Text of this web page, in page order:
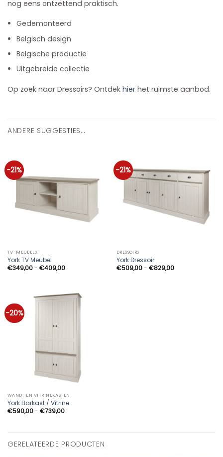
nog eens ontzettend praktisch.
Gedemonteerd
Belgisch design
Belgische productie
Uitgebreide collectie
Op zoek naar Dressoirs? Ontdek hier het ruimste aanbod.
ANDERE SUGGESTIES…
-21%
TV-MEUBELS
York TV Meubel
€349,00- €409,00Prijsklasse:
€349,00
-21%
DRESSOIRS
York Dressoir
€509,00- €829,00Prijsklasse:
€509,00
-20%
WAND- EN VITRINEKASTEN
York Barkast / Vitrine
€590,00- €739,00Prijsklasse:
GERELATEERDE PRODUCTEN